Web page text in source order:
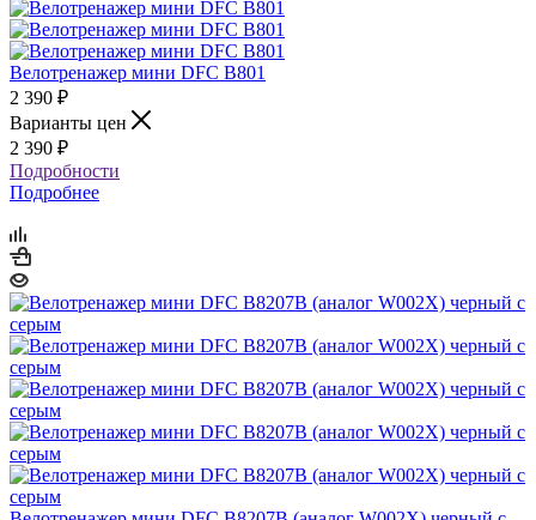
Велотренажер мини DFC B801
2 390 ₽
Варианты цен
2 390 ₽
Подробности
Подробнее